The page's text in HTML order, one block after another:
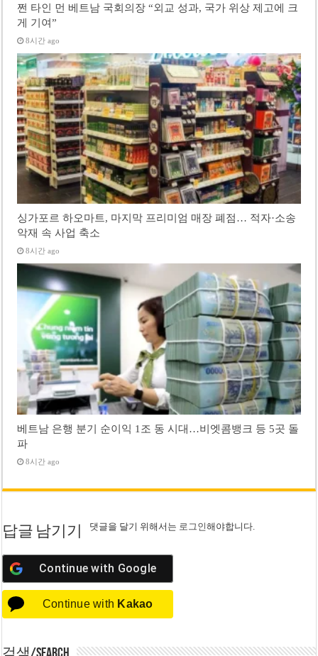
쩐 타인 먼 베트남 국회의장 “외교 성과, 국가 위상 제고에 크
게 기여”
8시간 ago
싱가포르 하오마트, 마지막 프리미엄 매장 폐점… 적자·소송
악재 속 사업 축소
8시간 ago
베트남 은행 분기 순이익 1조 동 시대…비엣콤뱅크 등 5곳 돌
파
8시간 ago
답글 남기기 댓글을 달기 위해서는 로그인해야합니다.
Continue with Google
Continue with Kakao